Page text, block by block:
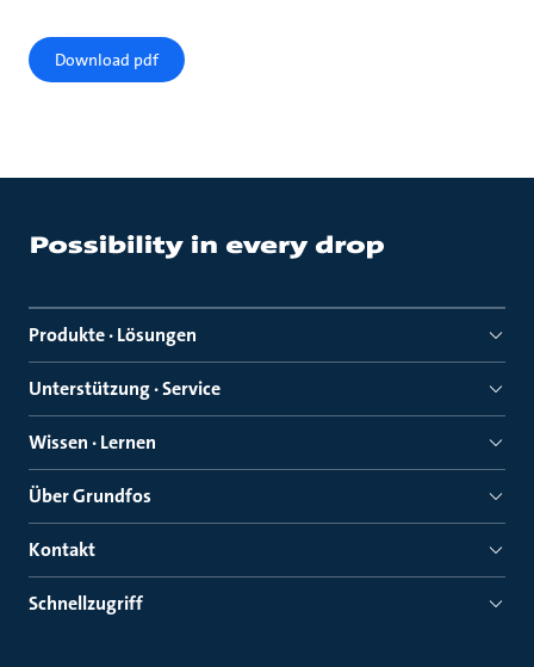
Download pdf
Produkte · Lösungen
Unterstützung · Service
Wissen · Lernen
Über Grundfos
Kontakt
Schnellzugriff